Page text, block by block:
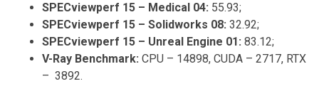
SPECviewperf 15 – Medical 04: 55.93;
SPECviewperf 15 – Solidworks 08: 32.92;
SPECviewperf 15 – Unreal Engine 01: 83.12;
V-Ray Benchmark: CPU – 14898, CUDA – 2717, RTX
– 3892.